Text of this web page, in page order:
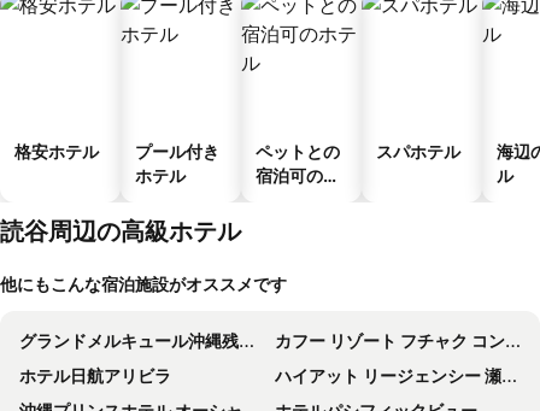
格安ホテル
プール付き
ホテル
ペットとの
宿泊可のホ
スパホテル
海辺
ル
読谷周辺の高級ホテル
他にもこんな宿泊施設がオススメです
グランドメルキュール沖縄残波岬リゾート
カフー リゾート フチャク コンド・ホテル
ホテル日航アリビラ
ハイアット リージェンシー 瀬良垣アイランド 沖縄